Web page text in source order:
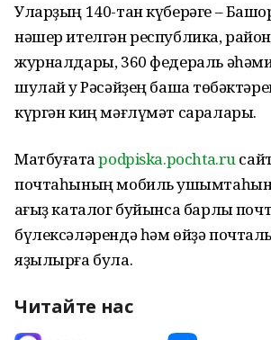
Уларҙың 140-тан күберәге –
нәшер ителгән республика, район,
журналдары, 360 федераль
шулай уҡ Рәсәйҙең башҡа
күргән киң мәғлүмәт саралары.
Матбуғатҡаpodpiska.pochta.ru
почтаһының мобиль
ҡағыҙ каталог буйынса барлыҡ
бүлексәләрендә һәм өйҙә
яҙылырға була.
Читайте нас